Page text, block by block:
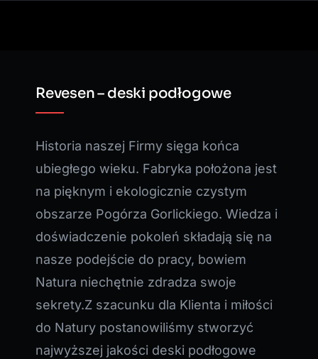
Revesen – deski podłogowe
Historia naszej Firmy sięga końca
ubiegłego wieku. Fabryka położona jest
na pięknym i ekologicznie czystym
obszarze Pogórza Gorlickiego. Wiedza i
doświadczenie pokoleń składają się na
nasze podejście do pracy, bowiem
Natura niechętnie zdradza swoje
sekrety.Z szacunku dla Klienta i miłości
do Natury postanowiliśmy stworzyć
najwyższej jakości deski podłogowe